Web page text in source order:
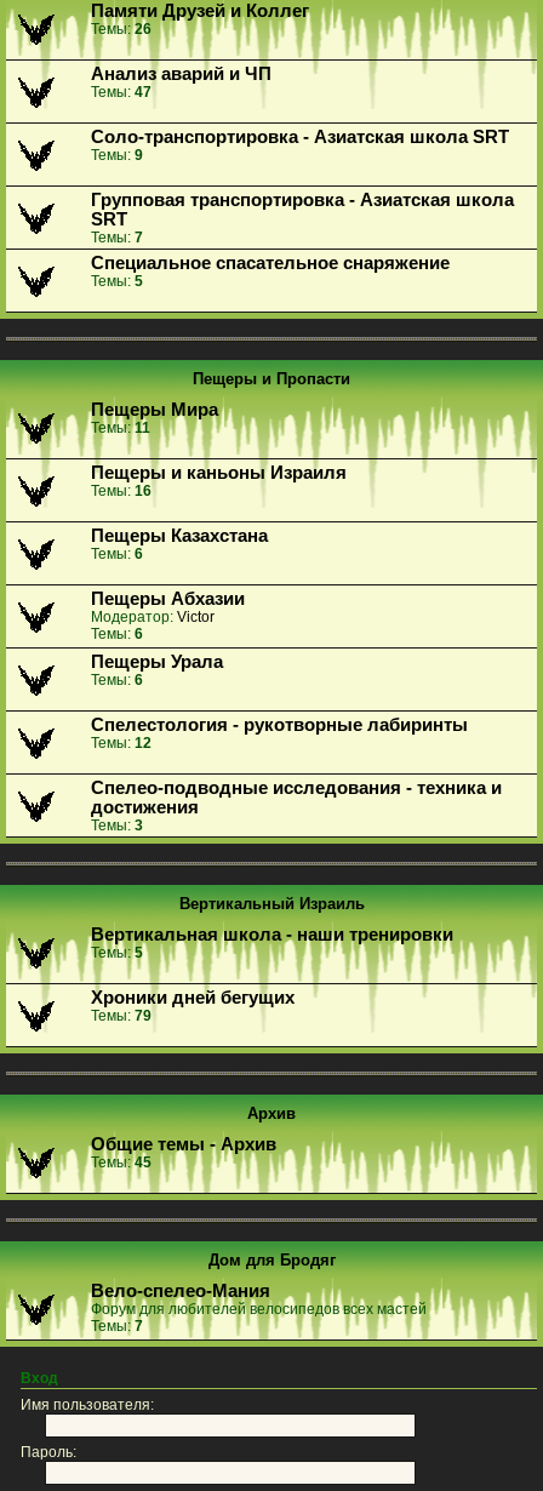
Памяти Друзей и Коллег
Темы:26
Анализ аварий и ЧП
Темы: 47
Соло-транспортировка - Азиатская школа SRT
Темы: 9
Групповая транспортировка - Азиатская школа
SRT
Темы: 7
Специальное спасательное снаряжение
Темы: 5
Пещеры и Пропасти
Пещеры Мира
Темы:11
Пещеры и каньоны Израиля
Темы: 16
Пещеры Казахстана
Темы: 6
Пещеры Абхазии
Модератор: Victor
Темы: 6
Пещеры Урала
Темы: 6
Спелестология - рукотворные лабиринты
Темы: 12
Спелео-подводные исследования - техника и
достижения
Темы: 3
Вертикальный Израиль
Вертикальная школа - наши тренировки
Темы:5
Хроники дней бегущих
Темы: 79
Архив
Общие темы - Архив
Темы:45
Дом для Бродяг
Вело-спелео-Мания
Форум для любителей велосипедов всех мастей
Темы:7
Вход
Имя пользователя:
Пароль: